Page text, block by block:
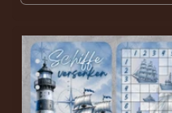
die
für
Default
Title